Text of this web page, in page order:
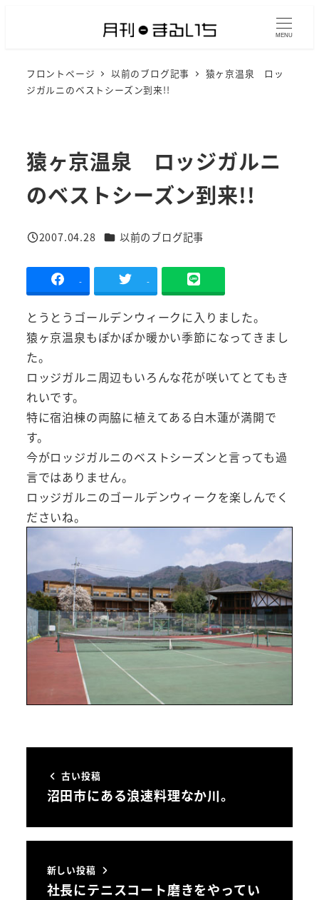
MENU
フロントページ 以前のブログ記事
猿ヶ京温泉 ロッ
ジガルニのベストシーズン到来!!
猿ヶ京温泉 ロッジガルニ
のベストシーズン到来!!
投稿日
2007.04.28 カテゴリー
以前のブログ記事
- -
とうとうゴールデンウィークに入りました。
猿ヶ京温泉もぽかぽか暖かい季節になってきまし
た。
ロッジガルニ周辺もいろんな花が咲いてとてもき
れいです。
特に宿泊棟の両脇に植えてある白木蓮が満開で
す。
今がロッジガルニのベストシーズンと言っても過
言ではありません。
ロッジガルニのゴールデンウィークを楽しんでく
ださいね。
古い投稿
沼田市にある浪速料理なか川。
新しい投稿
社長にテニスコート磨きをやってい